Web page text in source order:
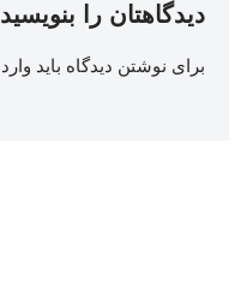
دیدگاهتان را بنویسید
برای نوشتن دیدگاه باید